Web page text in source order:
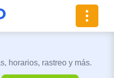
Toggle
horarios, rastreo y más.